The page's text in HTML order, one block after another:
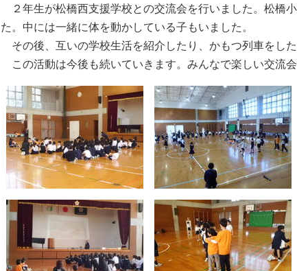
２年生が松橋西支援学校との交流会を行いました。松橋
た。中には一緒に体を動かしている子もいました。
その後、互いの学校生活を紹介したり、かもつ列車をし
この活動は今後も続いていきます。みんなで楽しい交流会